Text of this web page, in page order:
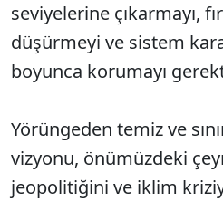
seviyelerine çıkarmayı,
düşürmeyi ve sistem
boyunca korumayı
Yörüngeden temiz ve
vizyonu, önümüzdeki
jeopolitiğini ve iklim